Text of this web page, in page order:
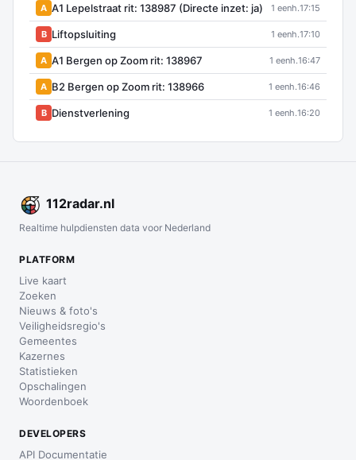
A A1 Lepelstraat rit: 138987 (Directe inzet: ja) 1 eenh.17:15
B Liftopsluiting 1 eenh.17:10
A A1 Bergen op Zoom rit: 138967 1 eenh.16:47
A B2 Bergen op Zoom rit: 138966 1 eenh.16:46
B Dienstverlening 1 eenh.16:20
112radar.nl
Realtime hulpdiensten data voor Nederland
PLATFORM
Live kaart
Zoeken
Nieuws & foto's
Veiligheidsregio's
Gemeentes
Kazernes
Statistieken
Opschalingen
Woordenboek
DEVELOPERS
API Documentatie